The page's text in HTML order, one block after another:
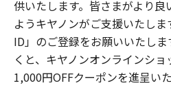
供いたします。皆さまがより
ようキヤノンがご支援いたし
ID」のご登録をお願いいたし
くと、キヤノンオンラインシ
1,000円OFFクーポンを進呈いた